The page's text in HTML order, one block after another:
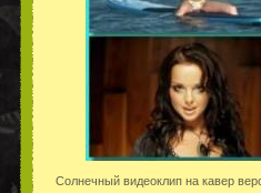
Солнечный видеоклип на кавер